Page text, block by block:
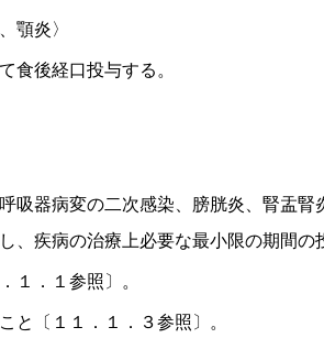
疾病の治療上必要な最小限の期間の
１．１参照〕。
〔１１．１．３参照〕。
顎炎〉
後経口投与する。
器病変の二次感染、膀胱炎、腎盂